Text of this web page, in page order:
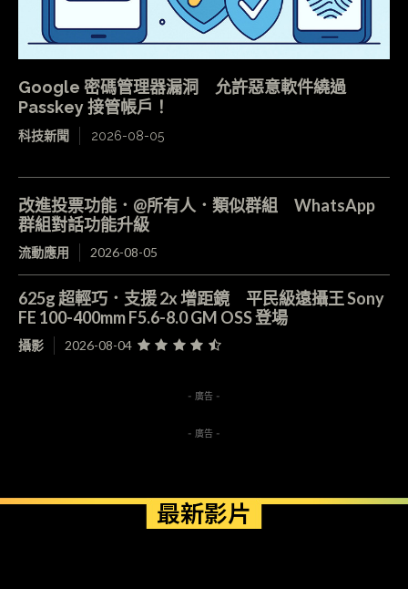
Google 密碼管理器漏洞 允許惡意軟件繞過
Passkey 接管帳戶！
科技新聞 2026-08-05
改進投票功能．@所有人．類似群組 WhatsApp
群組對話功能升級
流動應用 2026-08-05
625g 超輕巧．支援 2x 增距鏡 平民級遠攝王 Sony
FE 100-400mm F5.6-8.0 GM OSS 登場
攝影 2026-08-04
- 廣告 -
- 廣告 -
最新影片